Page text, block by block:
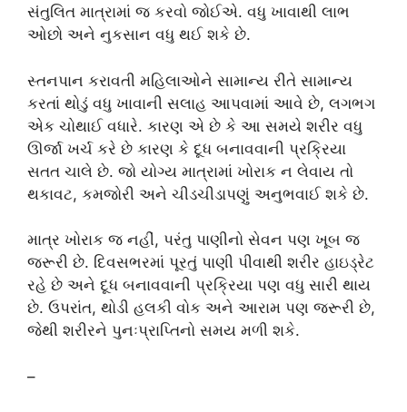
સંતુલિત માત્રામાં જ કરવો જોઈએ. વધુ ખાવાથી લાભ
ઓછો અને નુકસાન વધુ થઈ શકે છે.
સ્તનપાન કરાવતી મહિલાઓને સામાન્ય રીતે સામાન્ય
કરતાં થોડું વધુ ખાવાની સલાહ આપવામાં આવે છે, લગભગ
એક ચોથાઈ વધારે. કારણ એ છે કે આ સમયે શરીર વધુ
ઊર્જા ખર્ચ કરે છે કારણ કે દૂધ બનાવવાની પ્રક્રિયા
સતત ચાલે છે. જો યોગ્ય માત્રામાં ખોરાક ન લેવાય તો
થકાવટ, કમજોરી અને ચીડચીડાપણું અનુભવાઈ શકે છે.
માત્ર ખોરાક જ નહીં, પરંતુ પાણીનો સેવન પણ ખૂબ જ
જરૂરી છે. દિવસભરમાં પૂરતું પાણી પીવાથી શરીર હાઇડ્રેટ
રહે છે અને દૂધ બનાવવાની પ્રક્રિયા પણ વધુ સારી થાય
છે. ઉપરાંત, થોડી હલકી વોક અને આરામ પણ જરૂરી છે,
જેથી શરીરને પુનઃપ્રાપ્તિનો સમય મળી શકે.
–